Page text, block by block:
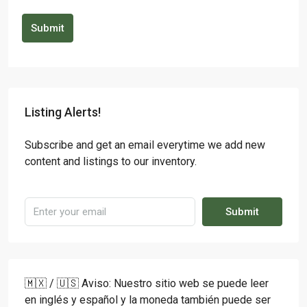
Submit
Listing Alerts!
Subscribe and get an email everytime we add new
content and listings to our inventory.
Submit
🇲🇽 / 🇺🇸 Aviso: Nuestro sitio web se puede leer
en inglés y español y la moneda también puede ser